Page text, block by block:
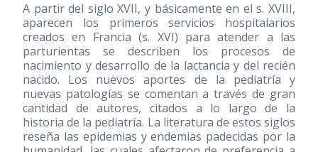
A partir del siglo XVII, y básicamente en el s. XVIII,
aparecen los primeros servicios hospitalarios
creados en Francia (s. XVI) para atender a las
parturientas se describen los procesos de
nacimiento y desarrollo de la lactancia y del recién
nacido. Los nuevos aportes de la pediatría y
nuevas patologías se comentan a través de gran
cantidad de autores, citados a lo largo de la
historia de la pediatría. La literatura de estos siglos
reseña las epidemias y endemias padecidas por la